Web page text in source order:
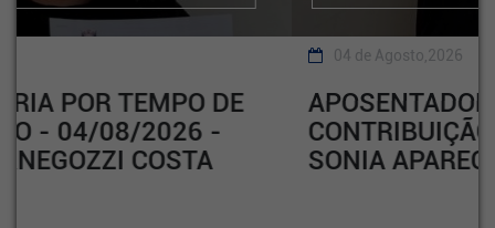
APOSENTADORIA POR TEMPO DE
CONTRIBUIÇÃO - 04/08/2026 -
SONIA APARECIDA RODRIGUES